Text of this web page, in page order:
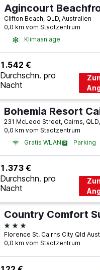
Clifton Beach, QLD, Australien
0,0 km vom Stadtzentrum
Klimaanlage
1.542 €
Durchschn. pro
Nacht
Bohemia Resort
231 McLeod Street, Cairns,
0,0 km vom Stadtzentrum
Gratis WLAN
Parking
1.373 €
Durchschn. pro
Nacht
Country Comfort
3 Sterne
0,0 km vom Stadtzentrum